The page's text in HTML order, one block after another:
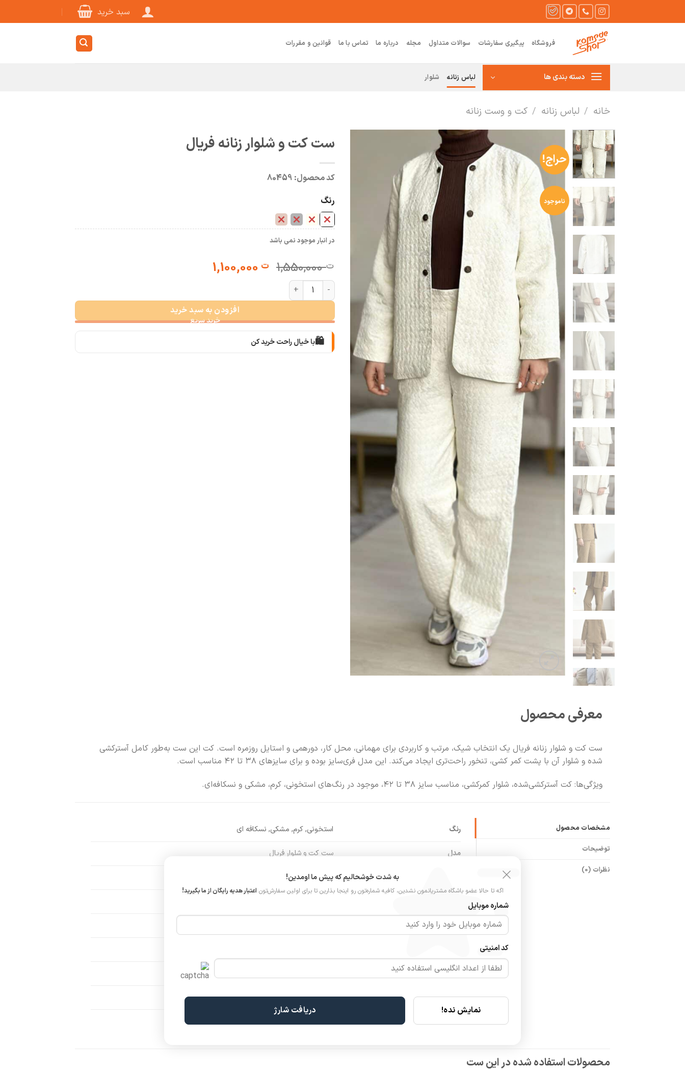
سبد خرید
فروشگاه پیگیری سفارشات سوالات متداول مجله درباره ما تماس با ما قوانین و مقررات
دسته بندی ها لباس زنانه شلوار
خانه / لباس زنانه / کت و وست زنانه
حراج!
ناموجود
ست کت و شلوار زنانه فریال
کد محصول: 80459
رنگ
در انبار موجود نمی باشد
ت1,550,000 قیمت
بود.
ت
ست کت و شلوار زنانه فریال عدد
افزودن به سبد خرید
🛍️با خیال راحت خرید کن
معرفی محصول
ست کت و شلوار زنانه فریال یک انتخاب شیک، مرتب و کاربردی برای مهمانی، محل کار، دورهمی و استایل روزمره است. کت این ست به‌طور کامل آسترکشی
شده و شلوار آن با پشت کمر کشی، تنخور راحت‌تری ایجاد می‌کند. این مدل فری‌سایز بوده و برای سایزهای ۳۸ تا ۴۲ مناسب است.
ویژگی‌ها: کت آسترکشی‌شده، شلوار کمرکشی، مناسب سایز ۳۸ تا ۴۲، موجود در رنگ‌های استخونی، کرم، مشکی و نسکافه‌ای.
مشخصات محصول
توضیحات
نظرات (0)
رنگ استخونی, کرم, مشکی, نسکافه ای
مدل ست کت و شلوار فریال
پارچه فریال
سایزبندی
قد کت
قد شلوار 101 سانت
به شدت خوشحالیم که پیش ما اومدین!
اگه تا حالا عضو باشگاه مشتریانمون نشدین، کافیه شماره‌تون رو اینجا بذارین تا برای اولین سفارش‌تون اعتبار هدیه رایگان از ما بگیرید!
شماره موبایل
کد امنیتی
نمایش نده! دریافت شارژ